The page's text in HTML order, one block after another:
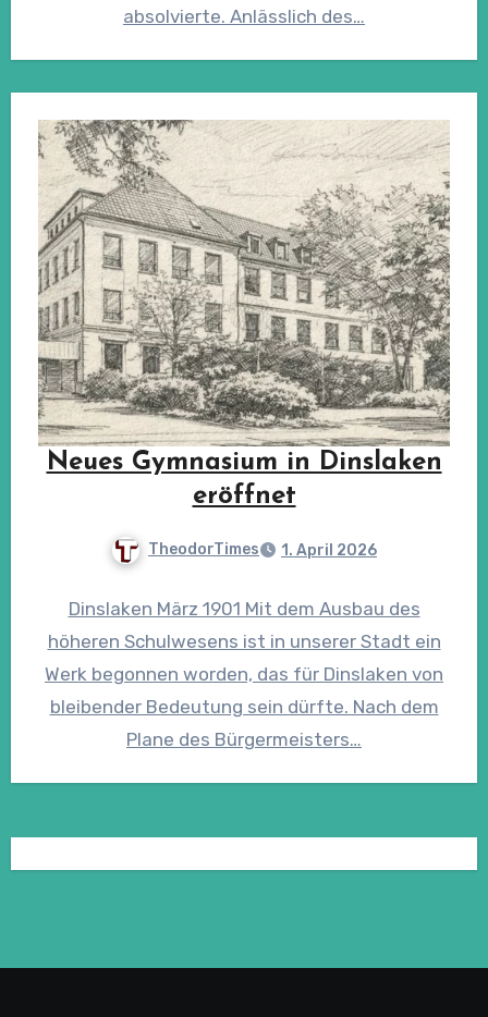
absolvierte. Anlässlich des…
Neues Gymnasium in Dinslaken
eröffnet
TheodorTimes 1. April 2026
Dinslaken März 1901 Mit dem Ausbau des
höheren Schulwesens ist in unserer Stadt ein
Werk begonnen worden, das für Dinslaken von
bleibender Bedeutung sein dürfte. Nach dem
Plane des Bürgermeisters…